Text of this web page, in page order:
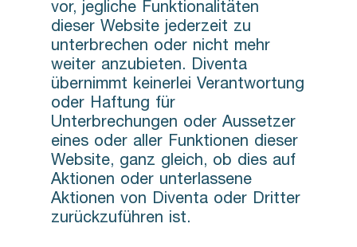
vor, jegliche Funktionalitäten
dieser Website jederzeit zu
unterbrechen oder nicht mehr
weiter anzubieten. Diventa
übernimmt keinerlei Verantwortung
oder Haftung für
Unterbrechungen oder Aussetzer
eines oder aller Funktionen dieser
Website, ganz gleich, ob dies auf
Aktionen oder unterlassene
Aktionen von Diventa oder Dritter
zurückzuführen ist.